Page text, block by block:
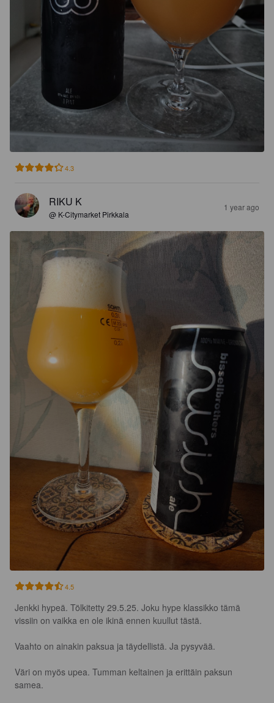
4.3
RIKU K
@ K-Citymarket Pirkkala
1 year ago
4.5
Jenkki hypeä. Tölkitetty 29.5.25. Joku hype klassikko tämä
vissiin on vaikka en ole ikinä ennen kuullut tästä.
Vaahto on ainakin paksua ja täydellistä. Ja pysyvää.
Väri on myös upea. Tumman keltainen ja erittäin paksun
samea.